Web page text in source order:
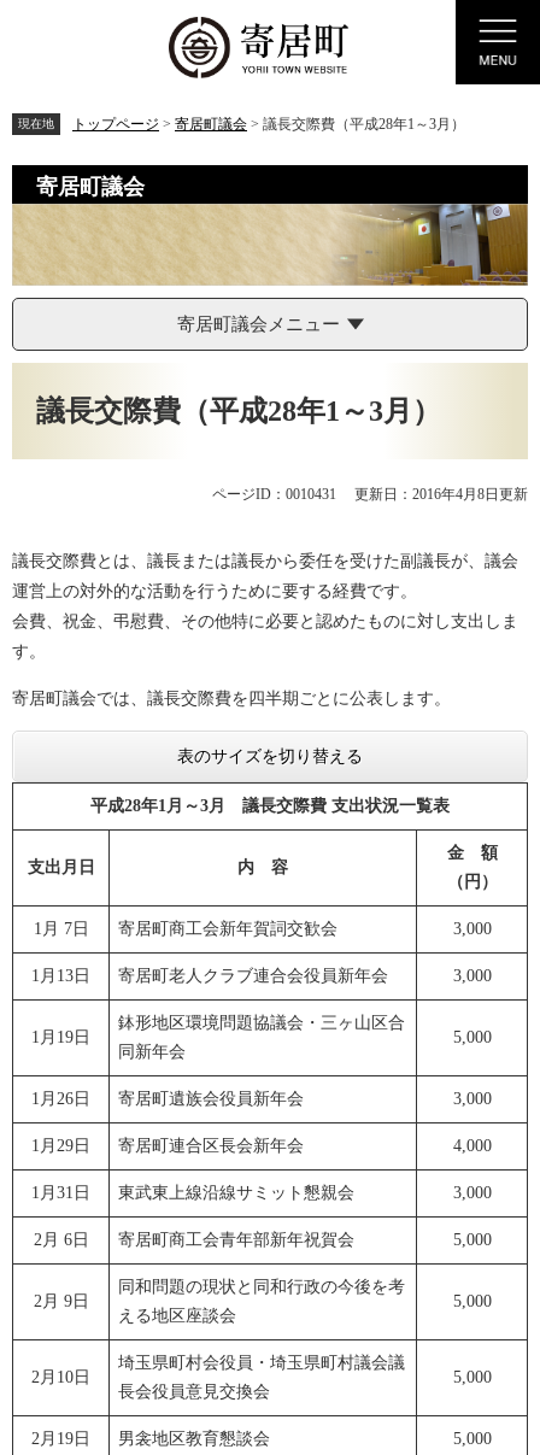
先
頭
で
を
飛
ば
文
へ
現在地 トップページ > 寄居町議会 > 議長交際費（平成28年1～3月）
寄居町議会
寄居町議会メニュー
議長交際費（平成28年1～3月）
ページID：0010431 更新日：2016年4月8日更新
議長交際費とは、議長または議長から委任を受けた副議長が、議会
運営上の対外的な活動を行うために要する経費です。
会費、祝金、弔慰費、その他特に必要と認めたものに対し支出しま
す。
寄居町議会では、議長交際費を四半期ごとに公表します。
表のサイズを切り替える
平成28年1月～3月 議長交際費 支出状況一覧表
支出月日 内 容
金 額
（円）
1月 7日 寄居町商工会新年賀詞交歓会 3,000
1月13日 寄居町老人クラブ連合会役員新年会 3,000
1月19日
鉢形地区環境問題協議会・三ヶ山区合
同新年会
5,000
1月26日 寄居町遺族会役員新年会 3,000
1月29日 寄居町連合区長会新年会 4,000
1月31日 東武東上線沿線サミット懇親会 3,000
2月 6日 寄居町商工会青年部新年祝賀会 5,000
2月 9日
同和問題の現状と同和行政の今後を考
える地区座談会
5,000
2月10日
埼玉県町村会役員・埼玉県町村議会議
長会役員意見交換会
5,000
2月19日 男衾地区教育懇談会 5,000